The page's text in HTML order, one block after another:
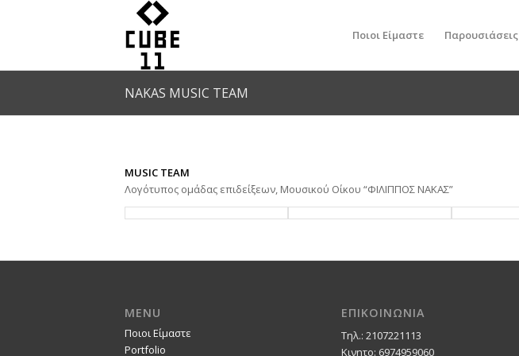
Ποιοι Είμαστε Παρουσιάσεις
NAKAS MUSIC TEAM
MUSIC TEAM
Λογότυπος ομάδας επιδείξεων, Μουσικού Οίκου “ΦΙΛΙΠΠΟΣ ΝΑΚΑΣ”
MENU
Ποιοι Είμαστε
Portfolio
ΕΠΙΚΟΙΝΩΝΙΑ
Τηλ.: 2107221113
Κινητο: 6974959060